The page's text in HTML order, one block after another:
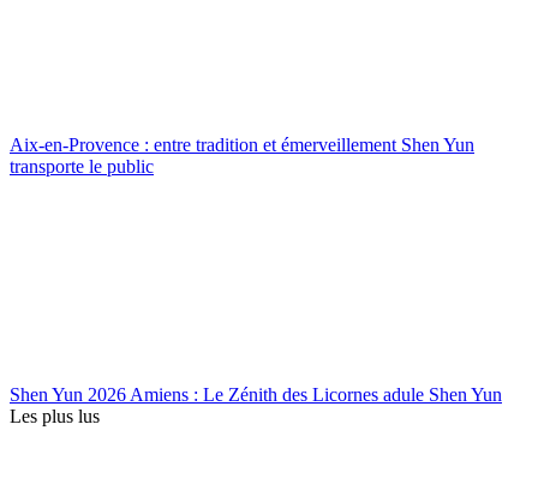
Aix-en-Provence : entre tradition et émerveillement Shen Yun
transporte le public
Shen Yun 2026 Amiens : Le Zénith des Licornes adule Shen Yun
Les plus lus